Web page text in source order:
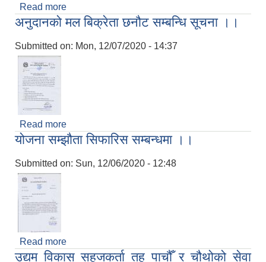
Read more
अनुदानको मल बिक्रेता छनौट सम्बन्धि सूचना ।।
Submitted on: Mon, 12/07/2020 - 14:37
Read more
योजना सम्झौता सिफारिस सम्बन्धमा ।।
Submitted on: Sun, 12/06/2020 - 12:48
Read more
उद्यम विकास सहजकर्ता तह पाचौँ र चौथोको सेवा